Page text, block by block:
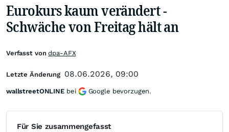
Eurokurs kaum verändert -
Schwäche von Freitag hält an
Für Sie zusammengefasst
Verfasst vondpa-AFX
Letzte Änderung 08.06.2026, 09:00
wallstreetONLINE bei Google bevorzugen.